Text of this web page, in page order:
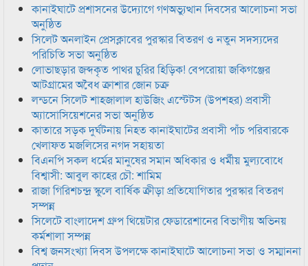
কানাইঘাটে প্রশাসনের উদ্যোগে গণঅভ্যুত্থান দিবসের আলোচনা সভা
অনুষ্ঠিত
সিলেট অনলাইন প্রেসক্লাবের পুরস্কার বিতরণ ও নতুন সদস্যদের
পরিচিতি সভা অনুষ্ঠিত
লোভাছড়ার জব্দকৃত পাথর চুরির হিড়িক! বেপরোয়া জকিগঞ্জের
আটগ্রামের অবৈধ ক্রাশার জোন চক্র
লন্ডনে সিলেট শাহজালাল হাউজিং এস্টেটস (উপশহর) প্রবাসী
অ্যাসোসিয়েশনের সভা অনুষ্ঠিত
কাতারে সড়ক দুর্ঘটনায় নিহত কানাইঘাটের প্রবাসী পাঁচ পরিবারকে
খেলাফত মজলিসের নগদ সহায়তা
বিএনপি সকল ধর্মের মানুষের সমান অধিকার ও ধর্মীয় মুল্যবোধে
বিশ্বাসী: আবুল কাহের চৌ: শামিম
রাজা গিরিশচন্দ্র স্কুলে বার্ষিক ক্রীড়া প্রতিযোগিতার পুরস্কার বিতরণ
সম্পন্ন
সিলেটে বাংলাদেশ গ্রুপ থিয়েটার ফেডারেশানের বিভাগীয় অভিনয়
কর্মশালা সম্পন্ন
বিশ্ব জনসংখ্যা দিবস উপলক্ষে কানাইঘাটে আলোচনা সভা ও সম্মাননা